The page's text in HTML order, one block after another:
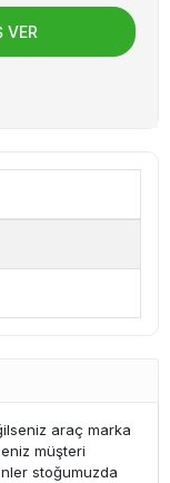
VER
araç marka
müşteri
stoğumuzda